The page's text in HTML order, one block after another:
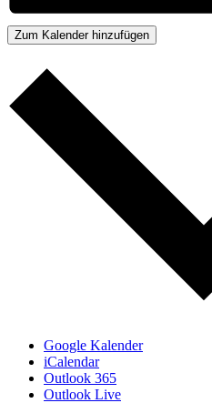
Zum Kalender hinzufügen
Google Kalender
iCalendar
Outlook 365
Outlook Live